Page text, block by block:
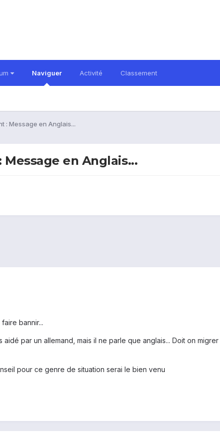
Naviguer Activité Classement
: Message en Anglais...
en Anglais...
bannir...
aidé par un allemand, mais il ne parle que anglais... Doit on
pour ce genre de situation serai le bien venu